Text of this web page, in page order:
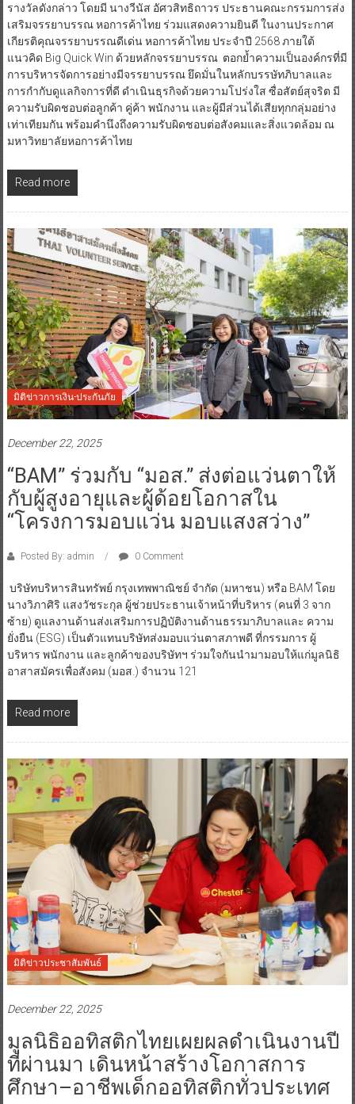
รางวัลดังกล่าว โดยมี นางวีนัส อัศวสิทธิถาวร ประธานคณะกรรมการส่ง
เสริมจรรยาบรรณ หอการค้าไทย ร่วมแสดงความยินดี ในงานประกาศ
เกียรติคุณจรรยาบรรณดีเด่น หอการค้าไทย ประจำปี 2568 ภายใต้
แนวคิด Big Quick Win ด้วยหลักจรรยาบรรณ ตอกย้ำความเป็นองค์กรที่มี
การบริหารจัดการอย่างมีจรรยาบรรณ ยึดมั่นในหลักบรรษัทภิบาลและ
การกำกับดูแลกิจการที่ดี ดำเนินธุรกิจด้วยความโปร่งใส ซื่อสัตย์สุจริต มี
ความรับผิดชอบต่อลูกค้า คู่ค้า พนักงาน และผู้มีส่วนได้เสียทุกกลุ่มอย่าง
เท่าเทียมกัน พร้อมคำนึงถึงความรับผิดชอบต่อสังคมและสิ่งแวดล้อม ณ
มหาวิทยาลัยหอการค้าไทย
Read more
มิติข่าวการเงิน-ประกันภัย
December 22, 2025
“BAM” ร่วมกับ “มอส.” ส่งต่อแว่นตาให้
กับผู้สูงอายุและผู้ด้อยโอกาสใน
“โครงการมอบแว่น มอบแสงสว่าง”
Posted By: admin 0 Comment
บริษัทบริหารสินทรัพย์ กรุงเทพพาณิชย์ จำกัด (มหาชน) หรือ BAM โดย
นางวิภาศิริ แสงวัชระกุล ผู้ช่วยประธานเจ้าหน้าที่บริหาร (คนที่ 3 จาก
ซ้าย) ดูแลงานด้านส่งเสริมการปฏิบัติงานด้านธรรมาภิบาลและ ความ
ยั่งยืน (ESG) เป็นตัวแทนบริษัทส่งมอบแว่นตาสภาพดี ที่กรรมการ ผู้
บริหาร พนักงาน และลูกค้าของบริษัทฯ ร่วมใจกันนำมามอบให้แก่มูลนิธิ
อาสาสมัครเพื่อสังคม (มอส.) จำนวน 121
Read more
มิติข่าวประชาสัมพันธ์
December 22, 2025
มูลนิธิออทิสติกไทยเผยผลดำเนินงานปี
ที่ผ่านมา เดินหน้าสร้างโอกาสการ
ศึกษา–อาชีพเด็กออทิสติกทั่วประเทศ